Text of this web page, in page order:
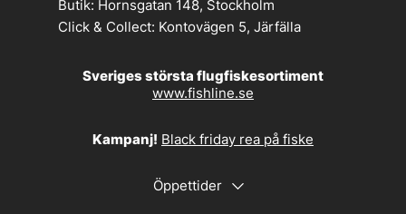
Butik: Hornsgatan 148, Stockholm
Click & Collect: Kontovägen 5, Järfälla
Sveriges största flugfiskesortiment
www.fishline.se
Kampanj! Black friday rea på fiske
Öppettider